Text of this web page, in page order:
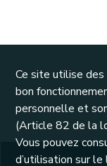
Ce site utilise des
bon
personnelle et
(Article 82 de la
Vous pouvez
d’utilisation sur le